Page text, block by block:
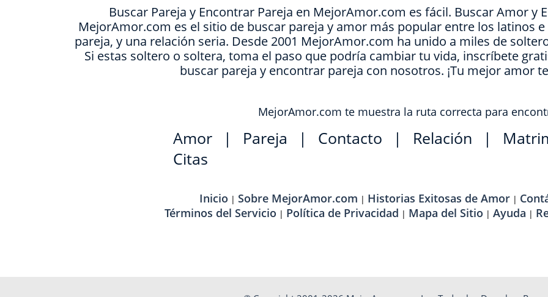
Buscar Pareja y Encontrar Pareja en MejorAmor.com es fácil. Buscar Amor y
MejorAmor.com es el sitio de buscar pareja y amor más popular entre los latinos
pareja, y una relación seria. Desde 2001 MejorAmor.com ha unido a miles de
Si estas soltero o soltera, toma el paso que podría cambiar tu vida, inscríbete
buscar pareja y encontrar pareja con nosotros. ¡Tu mejor amor
MejorAmor.com te muestra la ruta correcta para
Amor | Pareja | Contacto | Relación |
Citas
Inicio | Sobre MejorAmor.com | Historias Exitosas de Amor|
Términos del Servicio | Política de Privacidad | Mapa del Sitio | Ayuda |